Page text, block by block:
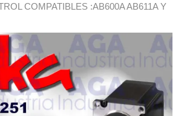
COMPATIBLES :AB600A AB611A Y